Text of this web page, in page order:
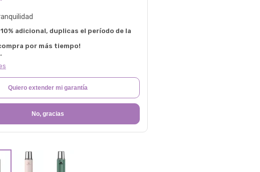
adicional, duplicas el período de la
por más tiempo!
Quiero extender mi garantía
No, gracias